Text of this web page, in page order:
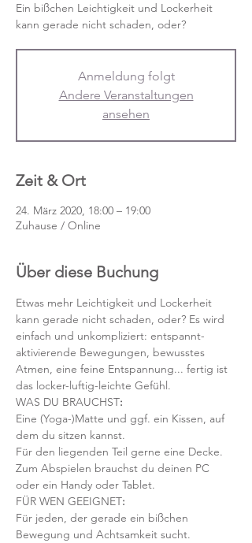
Ein bißchen Leichtigkeit und Lockerheit
kann gerade nicht schaden, oder?
Anmeldung folgt
Andere Veranstaltungen
ansehen
Zeit & Ort
24. März 2020, 18:00 – 19:00
Zuhause / Online
Über diese Buchung
Etwas mehr Leichtigkeit und Lockerheit
kann gerade nicht schaden, oder? Es wird
einfach und unkompliziert: entspannt-
aktivierende Bewegungen, bewusstes
Atmen, eine feine Entspannung... fertig ist
das locker-luftig-leichte Gefühl.
WAS DU BRAUCHST:
Eine (Yoga-)Matte und ggf. ein Kissen, auf
dem du sitzen kannst.
Für den liegenden Teil gerne eine Decke.
Zum Abspielen brauchst du deinen PC
oder ein Handy oder Tablet.
FÜR WEN GEEIGNET:
Für jeden, der gerade ein bißchen
Bewegung und Achtsamkeit sucht.